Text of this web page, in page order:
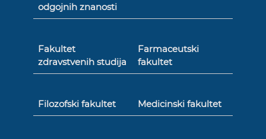
odgojnih znanosti
Fakultet
zdravstvenih studija
Farmaceutski
fakultet
Filozofski fakultet Medicinski fakultet